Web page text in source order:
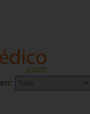
en: